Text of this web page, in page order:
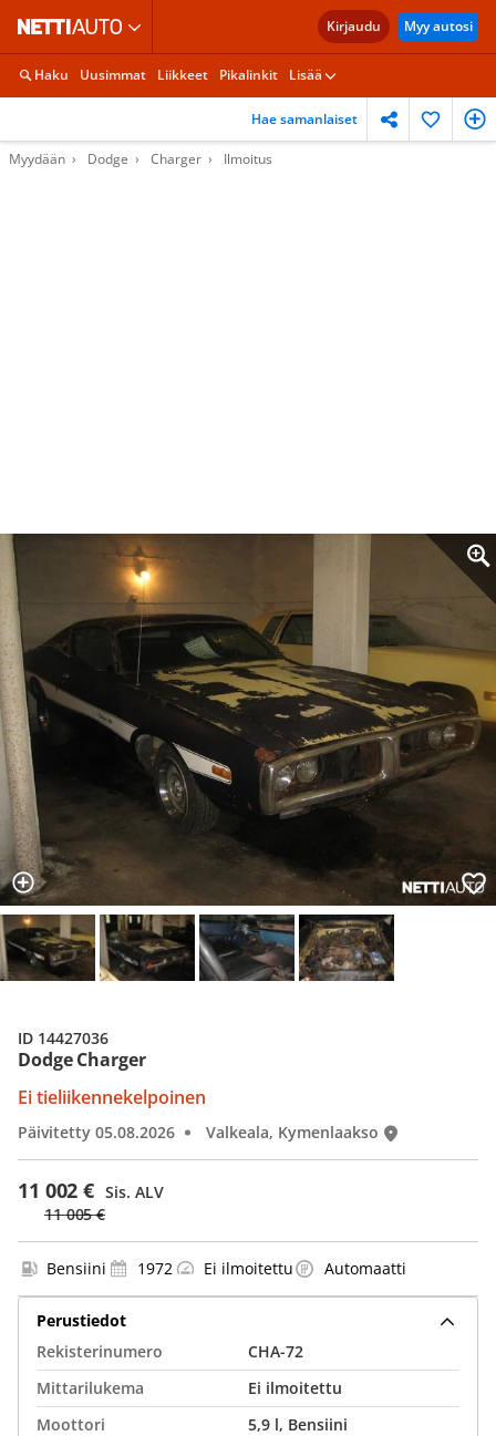
Kirjaudu Myy autosi
Haku Uusimmat Liikkeet Pikalinkit Lisää
Hae samanlaiset
Myydään Dodge Charger Ilmoitus
Dodge Charger
11 002 € Sis. ALV
11 005 €
Ei tieliikennekelpoinen
Päivitetty 05.08.2026 Valkeala, Kymenlaakso
ID 14427036
Bensiini 1972 Ei ilmoitettu Automaatti
Perustiedot
Rekisterinumero
CHA-72
Mittarilukema
Ei ilmoitettu
Moottori
5,9 l, Bensiini